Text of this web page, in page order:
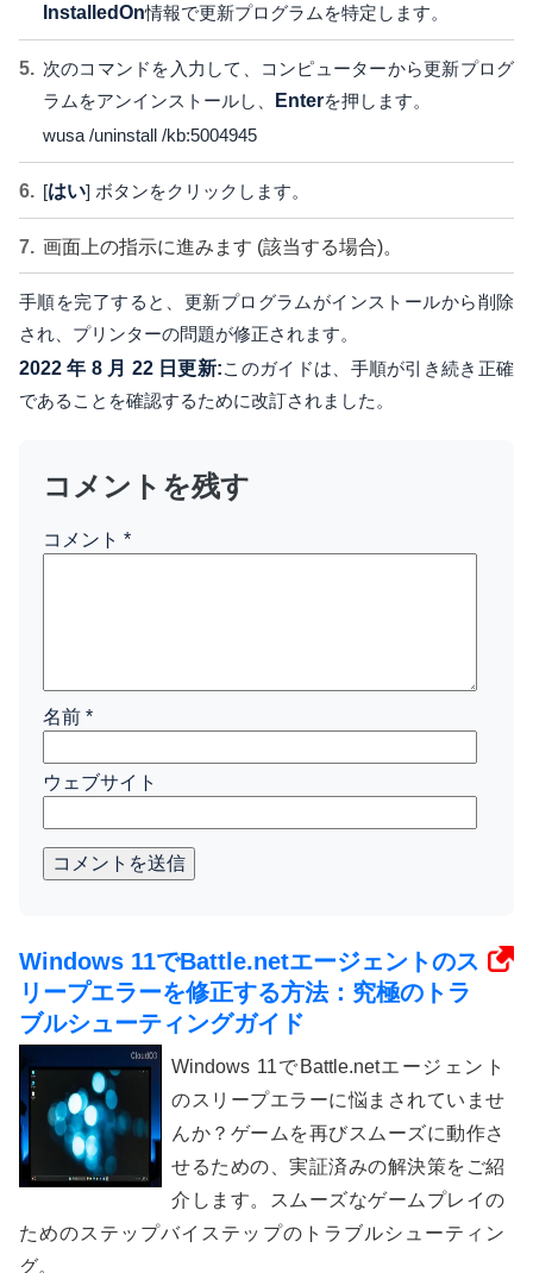
InstalledOn情報で更新プログラムを特定します。
次のコマンドを入力して、コンピューターから更新プログ
ラムをアンインストールし、
Enterを押します。
wusa /uninstall /kb:5004945
[はい] ボタンをクリックします。
画面上の指示に進みます (該当する場合)。
手順を完了すると、更新プログラムがインストールから削除
され、プリンターの問題が修正されます。
2022 年 8 月 22 日更新:このガイドは、手順が引き続き正確
であることを確認するために改訂されました。
コメントを残す
コメント *
名前 *
ウェブサイト
コメントを送信
Windows 11でBattle.netエージェントのス
リープエラーを修正する方法：究極のトラ
ブルシューティングガイド
Windows 11でBattle.netエージェント
のスリープエラーに悩まされていませ
んか？ゲームを再びスムーズに動作さ
せるための、実証済みの解決策をご紹
介します。スムーズなゲームプレイの
ためのステップバイステップのトラブルシューティン
グ。